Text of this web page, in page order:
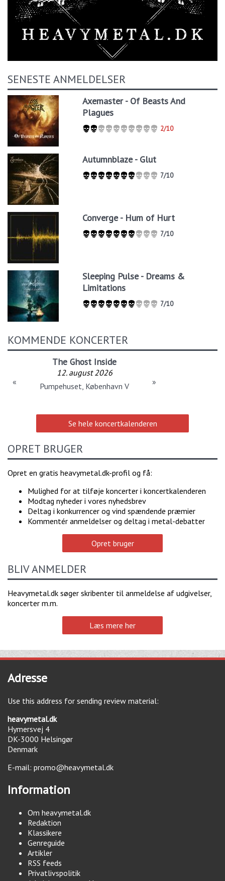
SENESTE ANMELDELSER
Axemaster - Of Beasts And
Plagues
2/10
Autumnblaze - Glut
7/10
Converge - Hum of Hurt
7/10
Sleeping Pulse - Dreams &
Limitations
7/10
KOMMENDE KONCERTER
The Ghost Inside
12. august 2026
Pumpehuset, København V
« »
Se hele koncertkalenderen
OPRET BRUGER
Opret en gratis heavymetal.dk-profil og få:
Mulighed for at tilføje koncerter i koncertkalenderen
Modtag nyheder i vores nyhedsbrev
Deltag i konkurrencer og vind spændende præmier
Kommentér anmeldelser og deltag i metal-debatter
Opret bruger
BLIV ANMELDER
Heavymetal.dk søger skribenter til anmeldelse af udgivelser,
koncerter m.m.
Læs mere her
Adresse
Use this address for sending review material:
heavymetal.dk
Hymersvej 4
DK-3000 Helsingør
Denmark
E-mail: promo@heavymetal.dk
Information
Om heavymetal.dk
Redaktion
Klassikere
Genreguide
Artikler
RSS feeds
Privatlivspolitik